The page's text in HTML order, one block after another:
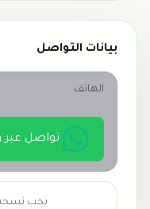
بيانات التواصل
الهاتف
تواصل عبر
يجب